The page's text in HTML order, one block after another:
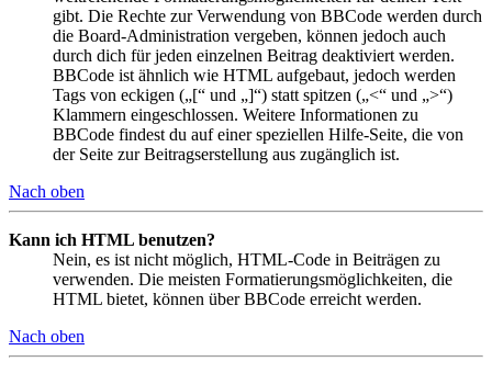
gibt. Die Rechte zur Verwendung von BBCode werden durch
die Board-Administration vergeben, können jedoch auch
durch dich für jeden einzelnen Beitrag deaktiviert werden.
BBCode ist ähnlich wie HTML aufgebaut, jedoch werden
Tags von eckigen („[“ und „]“) statt spitzen („<“ und „>“)
Klammern eingeschlossen. Weitere Informationen zu
BBCode findest du auf einer speziellen Hilfe-Seite, die von
der Seite zur Beitragserstellung aus zugänglich ist.
Nach oben
Kann ich HTML benutzen?
Nein, es ist nicht möglich, HTML-Code in Beiträgen zu
verwenden. Die meisten Formatierungsmöglichkeiten, die
HTML bietet, können über BBCode erreicht werden.
Nach oben